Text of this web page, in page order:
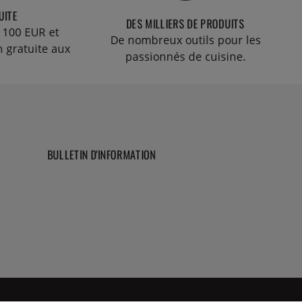
EUR et
gratuite aux
DES MILLIERS DE PRODUITS
De nombreux outils pour les
passionnés de cuisine.
BULLETIN D'INFORMATION